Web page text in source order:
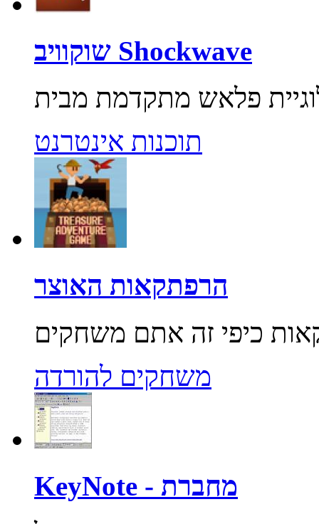
שוקוויב Shockwave
תוכנות אינטרנט
הרפתקאות האוצר
משחקים להורדה
KeyNote - מחברת